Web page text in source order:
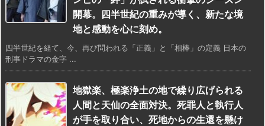
開幕。四半世紀の重みが導く、新たな境
地と感動を心に刻め。
四半世紀を経て、今、再び問われる「正義」と「相棒」の定義 日本の
刑事ドラマの金字 ...
地獄楽、極楽浄土の地で繰り広げられる
人間と天仙の全面対決。死罪人と執行人
が手を取り合い、死地からの生還を懸け